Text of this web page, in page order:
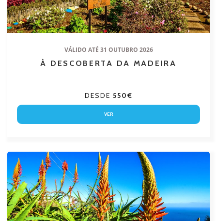
VÁLIDO ATÉ 31 OUTUBRO 2026
À DESCOBERTA DA MADEIRA
DESDE 550€
VER